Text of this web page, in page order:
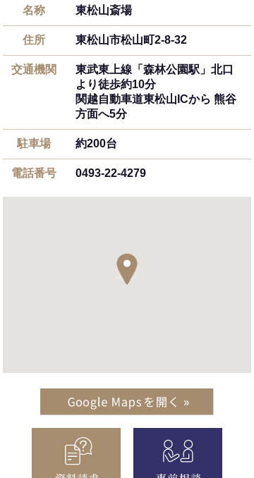
名称 東松山斎場
住所 東松山市松山町2-8-32
交通機関
東武東上線「森林公園駅」北口
より徒歩約10分
関越自動車道東松山ICから 熊谷
方面へ5分
駐車場 約200台
電話番号 0493-22-4279